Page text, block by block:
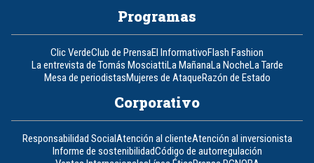
Programas
Clic VerdeClub de PrensaEl InformativoFlash Fashion
La entrevista de Tomás MosciattiLa MañanaLa NocheLa Tarde
Mesa de periodistasMujeres de AtaqueRazón de Estado
Corporativo
Responsabilidad SocialAtención al clienteAtención al inversionista
Informe de sostenibilidadCódigo de autorregulación